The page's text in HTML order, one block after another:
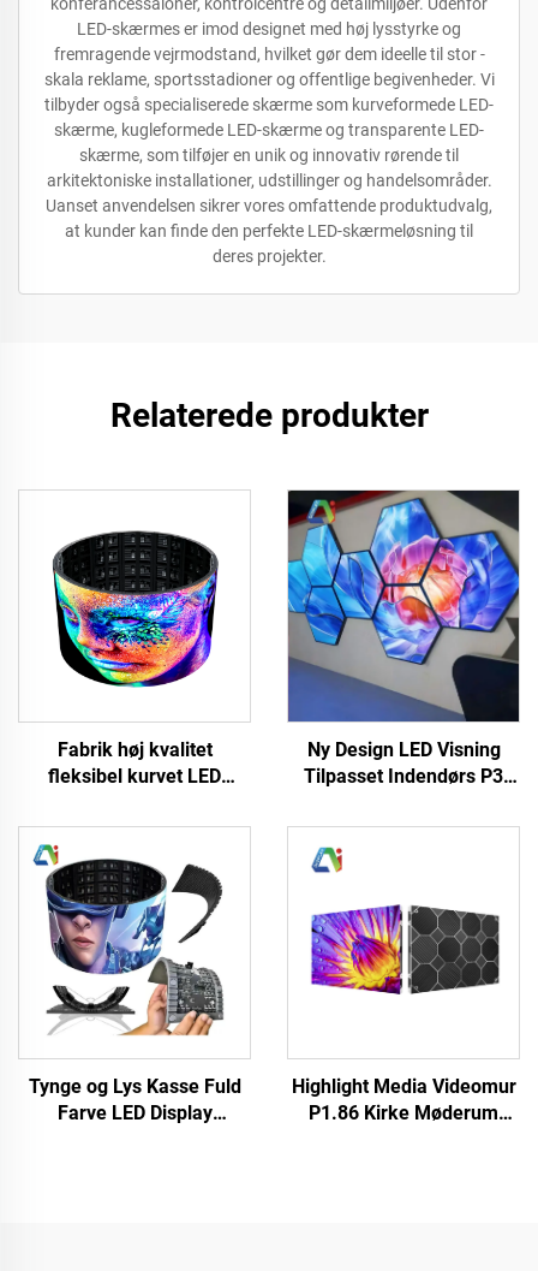
LED-skærmes er imod designet med høj lysstyrke og
fremragende vejrmodstand, hvilket gør dem ideelle til stor -
skala reklame, sportsstadioner og offentlige begivenheder. Vi
tilbyder også specialiserede skærme som kurveformede LED-
skærme, kugleformede LED-skærme og transparente LED-
skærme, som tilføjer en unik og innovativ rørende til
arkitektoniske installationer, udstillinger og handelsområder.
Uanset anvendelsen sikrer vores omfattende produktudvalg,
at kunder kan finde den perfekte LED-skærmeløsning til
deres projekter.
Relaterede produkter
Fabrik høj kvalitet
fleksibel kurvet LED
vandtæt fuld farve P4
uddendørs gigantisk
cylindrisk skærm
Ny Design LED Visning
Tilpasset Indendørs P3
Videovæg til DJ Scen
Hængende Irregulære LED
Tynge og Lys Kasse Fuld
Farve LED Display
Highlight Media Videomur
P1.86 Kirke Møderum